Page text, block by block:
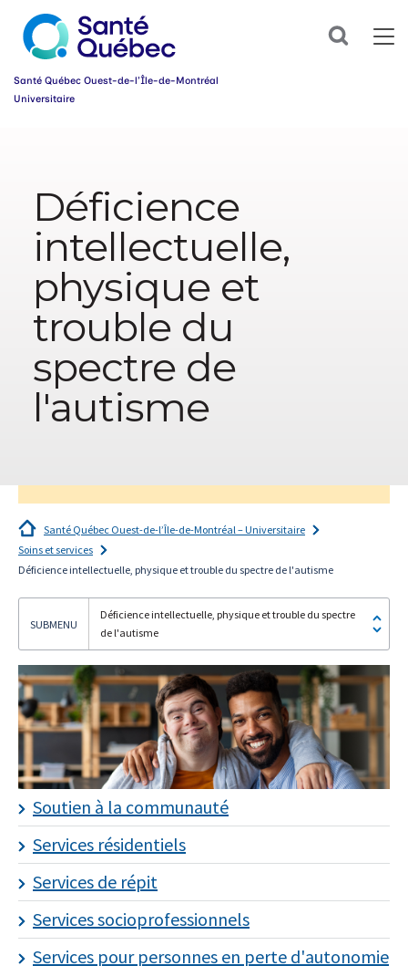
Search
Santé Québec Ouest-de-l’Île-de-Montréal
Universitaire
Déficience
intellectuelle,
physique et
trouble du
spectre de
l'autisme
Santé Québec Ouest-de-l’Île-de-Montréal – Universitaire
Soins et services
Déficience intellectuelle, physique et trouble du spectre de l'autisme
Déficience intellectuelle, physique et trouble du spectre
de l'autisme
Soutien à la communauté
Services résidentiels
Services de répit
Services socioprofessionnels
Services pour personnes en perte d'autonomie
Abonnez-
vous
dès
à
notre
santé!
Prénom
Courriel
*
m'abonne!